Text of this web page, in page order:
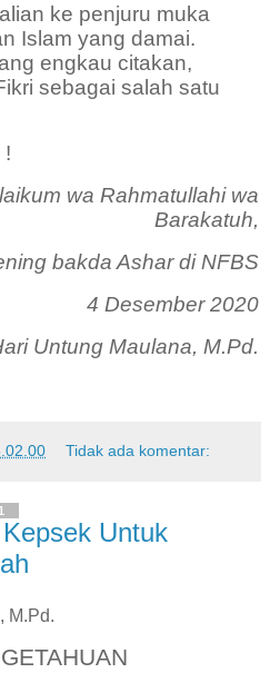
ke penjuru muka
Islam yang damai.
engkau citakan,
sebagai salah satu
!
wa Rahmatullahi wa
Barakatuh,
bakda Ashar di NFBS
4 Desember2020
Untung Maulana, M.Pd.
Tidak ada komentar:
Untuk
M.Pd.